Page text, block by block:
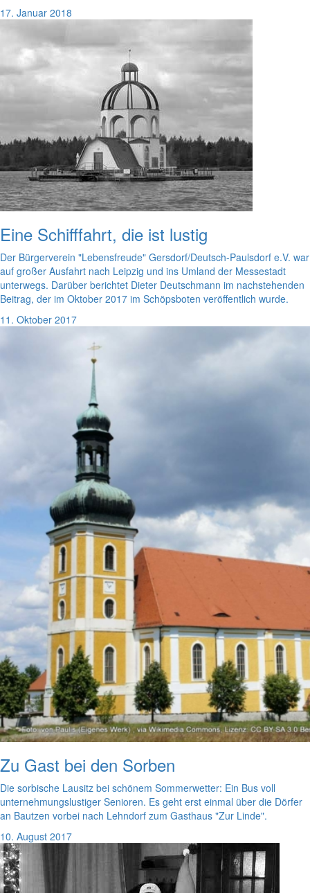
17. Januar 2018
Eine Schifffahrt, die ist lustig
Der Bürgerverein "Lebensfreude" Gersdorf/Deutsch-Paulsdorf e.V. war
auf großer Ausfahrt nach Leipzig und ins Umland der Messestadt
unterwegs. Darüber berichtet Dieter Deutschmann im nachstehenden
Beitrag, der im Oktober 2017 im Schöpsboten veröffentlich wurde.
11. Oktober 2017
Zu Gast bei den Sorben
Die sorbische Lausitz bei schönem Sommerwetter: Ein Bus voll
unternehmungslustiger Senioren. Es geht erst einmal über die Dörfer
an Bautzen vorbei nach Lehndorf zum Gasthaus "Zur Linde".
10. August 2017